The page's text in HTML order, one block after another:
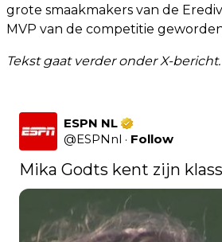
grote smaakmakers van de
MVP van de competitie
Tekst gaat verder onder X-bericht.
ESPN NL
@ESPNnl · Follow
Mika Godts kent zijn